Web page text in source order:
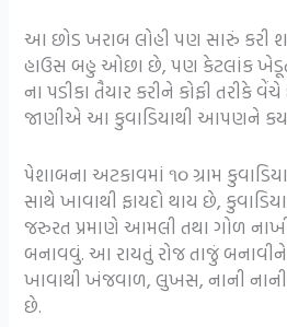
આ છોડ ખરાબ લોહી પણ સારું કરી
હાઉસ બહુ ઓછા છે, પણ કેટલાંક
ના પડીકા તૈયાર કરીને કોફી તરીકે
જાણીએ આ કુવાડિયાથી આપણને
પેશાબના અટકાવમાં ૧૦ ગ્રામ
સાથે ખાવાથી ફાયદો થાય છે,
જરુરત પ્રમાણે આમલી તથા ગોળ
બનાવવું. આ રાયતું રોજ તાજું
ખાવાથી ખંજવાળ, લુખસ, નાની નાની
છે.